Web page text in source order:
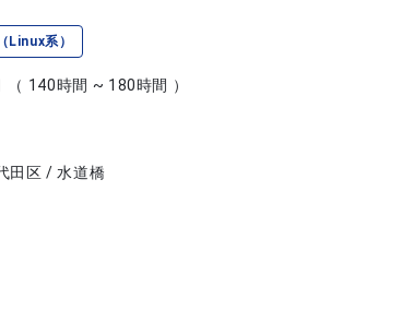
Linux系）
（ 140時間 ~ 180時間 ）
田区 / 水道橋